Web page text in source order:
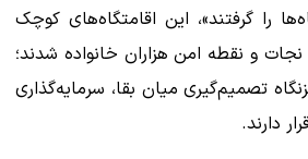
را گرفتند»، این اقامتگاه‌های کوچک
و نقطه امن هزاران خانواده شدند؛
تصمیم‌گیری میان بقا، سرمایه‌گذاری
دارند.